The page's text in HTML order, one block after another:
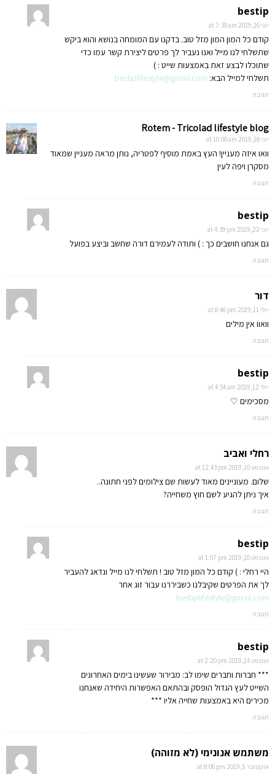
bestip
יוני 16, 2019 at 7:39 am
קודם כל המון המון מזל טוב. בדקנו עם המומחה בנושא והוא ביקש
שתשלחי לנו מייל ואנו נעביר לך פרטים ליצירת קשר עמו כדי
שתוכלו לבצע זאת באמצעות שייט : )
תשלחי למייל הבא: bestiplifestyle@gmail.com
תגובה
Rotem - Tricolad lifestyle blog
יוני 18, 2019 at 10:00 am
וואו איזה מעניין! העץ באמת מוסיף לפטריה, נותן מראה מעניין שמאוד
מסקרן ויפה לעין
תגובה
bestip
יוני 22, 2019 at 4:39 pm
גם אנחנו חושבים כך : ) ותודה לעמירם דורה שחשב וביצע בפועל
תגובה
דור
יולי 11, 2019 at 8:46 pm
וואוו אין מילים
תגובה
bestip
יולי 12, 2019 at 4:54 am
מסכימים ♡
תגובה
רחלי ואביב
אוגוסט 10, 2019 at 12:43 pm
שלום. מעוניינים מאוד לעשות שם צילומים לפני חתונה..
איך ניתן להגיע לשם חוץ משחייה?
תגובה
bestip
אוגוסט 10, 2019 at 1:07 pm
היי רחלי : ) קודם כל המון מזל טוב ! תשלחי לנו מייל ונדאג להעביר
לך את הפרטים שקיבלנו כשביררנו עבור זוג אחר
bestiplifestyle@gmail.com
תגובה
bestip
אוגוסט 14, 2019 at 2:20 pm
*** חברות וחברים שימו לב: מבירור שעשינו בימים האחרונים
השייט לעץ הגדול הופסק ובהתאם האפשרות היחידה שאנחנו
מכירים היא באמצעות שחייה אליו ***
תגובה
משתמש אנונימי (לא מזוהה)
אוקטובר 5, 2019 at 8:06 pm